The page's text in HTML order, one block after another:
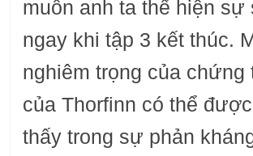
muốn anh ta thể hiện sự
ngay khi tập 3 kết thúc.
nghiêm trọng của chứng
của Thorfinn có thể
thấy trong sự phản